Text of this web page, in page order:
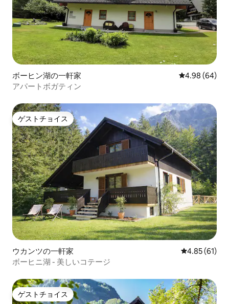
ボーヒン湖の一軒家 レビュー64件
4.98 (64)
アパートボガティン
ゲストチョイス
ゲストチョイス
ウカンツの一軒家 レビュー61
4.85 (61)
ボーヒニ湖 - 美しいコテージ
ゲストチョイス
ゲストチョイス